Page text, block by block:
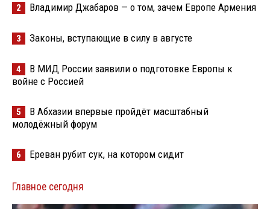
2 Владимир Джабаров — о том, зачем Европе Армения
3 Законы, вступающие в силу в августе
4
В МИД России заявили о подготовке Европы к
войне с Россией
5
В Абхазии впервые пройдёт масштабный
молодёжный форум
6 Ереван рубит сук, на котором сидит
Главное сегодня